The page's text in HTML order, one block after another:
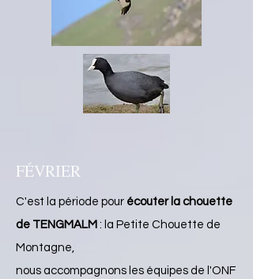
FÉVRIER
C'est la période pour écouter la chouette
de TENGMALM : la Petite Chouette de
Montagne,
nous accompagnons les équipes de l'ONF